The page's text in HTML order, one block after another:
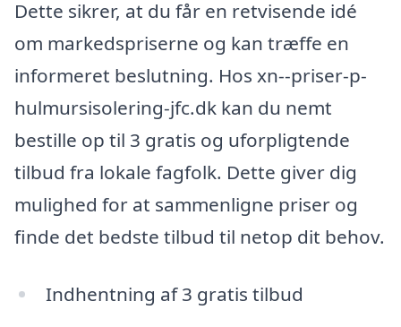
Dette sikrer, at du får en retvisende idé
om markedspriserne og kan træffe en
informeret beslutning. Hos xn--priser-p-
hulmursisolering-jfc.dk kan du nemt
bestille op til 3 gratis og uforpligtende
tilbud fra lokale fagfolk. Dette giver dig
mulighed for at sammenligne priser og
finde det bedste tilbud til netop dit behov.
Indhentning af 3 gratis tilbud